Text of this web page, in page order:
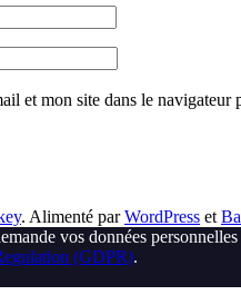
et mon site dans le navigateur
. Alimenté parWordPress et
vos données
(GDPR).